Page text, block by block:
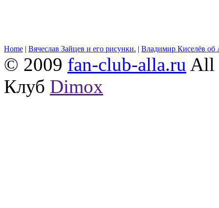
Home | Вячеслав Зайцев и его рисунки. | Владимир Киселёв об
© 2009 fan-club-alla.ru All
Клуб Dimox